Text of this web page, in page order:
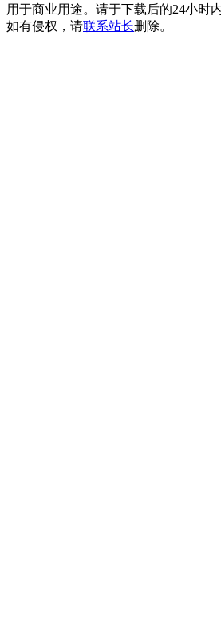
用于商业用途。请于下载后的24小时
如有侵权，请联系站长删除。